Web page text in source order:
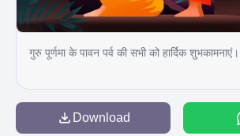
गुरु पूर्णमा के पावन पर्व की सभी को हार्दिक शुभकामनाएं।
Download